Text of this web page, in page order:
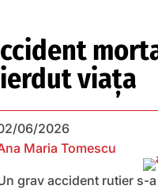
viața
06/2026
Maria Tomescu
grav accident rutier s-